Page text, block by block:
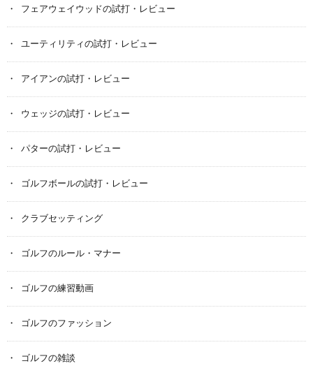
フェアウェイウッドの試打・レビュー
ユーティリティの試打・レビュー
アイアンの試打・レビュー
ウェッジの試打・レビュー
パターの試打・レビュー
ゴルフボールの試打・レビュー
クラブセッティング
ゴルフのルール・マナー
ゴルフの練習動画
ゴルフのファッション
ゴルフの雑談